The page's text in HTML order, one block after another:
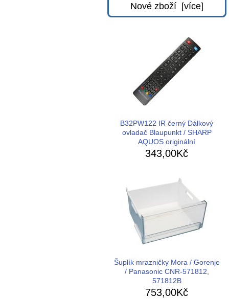
Nové zboží [více]
B32PW122 IR černý Dálkový
ovladač Blaupunkt / SHARP
AQUOS originální
343,00Kč
Šuplík mrazničky Mora / Gorenje
/ Panasonic CNR-571812,
571812B
753,00Kč